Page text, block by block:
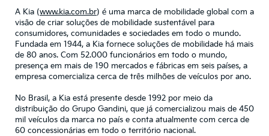
A Kia (www.kia.com.br) é uma marca de mobilidade global com a
visão de criar soluções de mobilidade sustentável para
consumidores, comunidades e sociedades em todo o mundo.
Fundada em 1944, a Kia fornece soluções de mobilidade há mais
de 80 anos. Com 52.000 funcionários em todo o mundo,
presença em mais de 190 mercados e fábricas em seis países, a
empresa comercializa cerca de três milhões de veículos por ano.
No Brasil, a Kia está presente desde 1992 por meio da
distribuição do Grupo Gandini, que já comercializou mais de 450
mil veículos da marca no país e conta atualmente com cerca de
60 concessionárias em todo o território nacional.